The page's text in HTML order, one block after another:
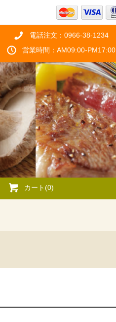
電話注文：0966-38-1234
営業時間：AM09:00-PM17:00
カート(0)